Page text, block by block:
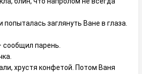
попыталась заглянуть Ване в глаза.
сообщил парень.
хрустя конфетой. Потом Ваня